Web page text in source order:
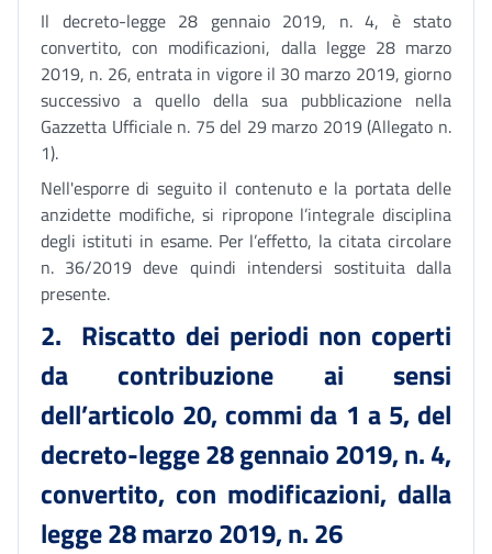
Il decreto-legge 28 gennaio 2019, n. 4, è stato
convertito, con modificazioni, dalla legge 28 marzo
2019, n. 26, entrata in vigore il 30 marzo 2019, giorno
successivo a quello della sua pubblicazione nella
Gazzetta Ufficiale n. 75 del 29 marzo 2019 (Allegato n.
1).
Nell'esporre di seguito il contenuto e la portata delle
anzidette modifiche, si ripropone l’integrale disciplina
degli istituti in esame. Per l’effetto, la citata circolare
n. 36/2019 deve quindi intendersi sostituita dalla
presente.
2. Riscatto dei periodi non coperti
da contribuzione ai sensi
dell’articolo 20, commi da 1 a 5, del
decreto-legge 28 gennaio 2019, n. 4,
convertito, con modificazioni, dalla
legge 28 marzo 2019, n. 26